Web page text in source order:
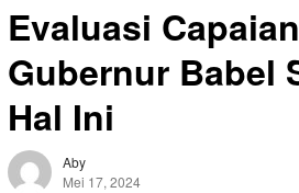
Evaluasi
Gubernur Babel
Hal Ini
Aby
Mei 17, 2024